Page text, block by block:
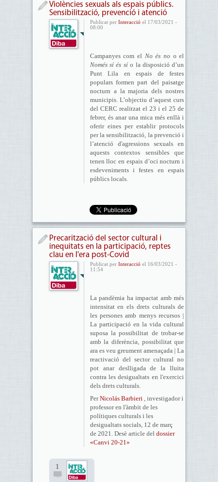
Violències sexuals als espais públics.
Sensibilització, prevenció i atenció
Publicat per Interacció el 17/03/2021 -
08:00
Campanyes com el No és no o el
Només sí és sío la disposició d’un
Punt Lila en espais de festes
populars formen part del paisatge
nocturn a la majoria dels nostres
municipis. L’objectiu d’aquest curs
del CERC realitzat el 23 i el 25 de
febrer, és anar una mica més enllà i
oferir eines per establir protocols
per la sensibilització, la prevenció i
l’atenció d'agressions sexuals en
aquests contextos sensibles que
tenen lloc en espais d’oci nocturn i
esdeveniments i festes en espais
públics locals.
Precarització del sector cultural i
inequitats en la participació, reptes
clau en l'era post-Covid
Publicat per Interacció el 16/03/2021 -
11:54
La pandèmia ha impactat amb més
intensitat en els drets culturals de
les persones amb menys recursos |
La participació en la vida cultural
suposa la possibilitat de trobar-se
amb la diferència, possibilitat que
ara es veu greument amenaçada | La
reactivació del sector cultural no
pot anar deslligada de la lluita
contra les desigualtats en l'exercici
dels drets culturals.
PerNicolás Barbieri, investigador i
professor en l'àmbit de les
polítiques culturals i les
desigualtats socials, 12 de març
de 2021. Desè article del dossier
«Canvi 20-21»
1